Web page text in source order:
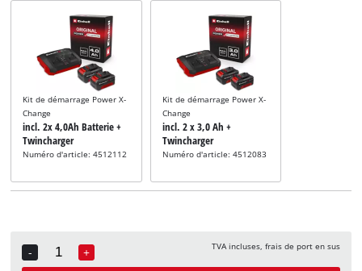
Kit de démarrage Power X-
Change
incl. 2x 4,0Ah Batterie +
Twincharger
Numéro d'article: 4512112
Kit de démarrage Power X-
Change
incl. 2 x 3,0 Ah +
Twincharger
Numéro d'article: 4512083
-
Quantity
+ TVA incluses, frais de port en sus